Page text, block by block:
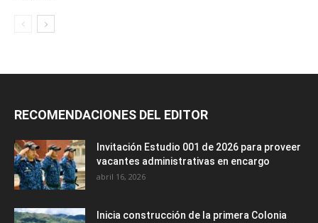
RECOMENDACIONES DEL EDITOR
Invitación Estudio 001 de 2026 para proveer
vacantes administrativas en encargo
abril 16, 2026
Inicia construcción de la primera Colonia